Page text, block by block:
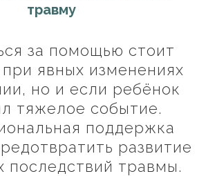
травму
за помощью стоит
явных изменениях
но и если ребёнок
тяжелое событие.
поддержка
развитие
последствий травмы.